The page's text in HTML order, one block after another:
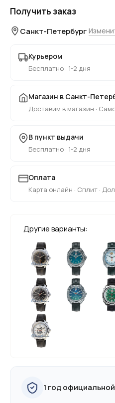
Получить заказ
Санкт-Петербург
Курьером
Бесплатно · 1-2 дня
Магазин в Санкт-
Доставим в магазин ·
В пункт выдачи
Бесплатно · 1-2 дня
Оплата
Карта онлайн · Сплит ·
Другие варианты:
1 год